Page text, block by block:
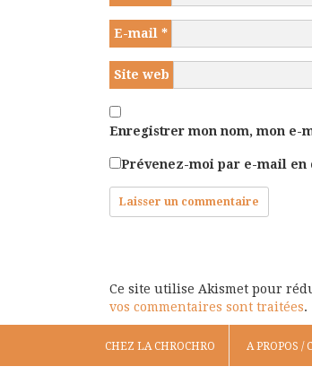
E-mail *
Site web
Enregistrer mon nom, mon e-
Prévenez-moi par e-mail en
Ce site utilise Akismet pour
vos commentaires sont traitées.
CHEZ LA CHROCHRO A PROPOS /